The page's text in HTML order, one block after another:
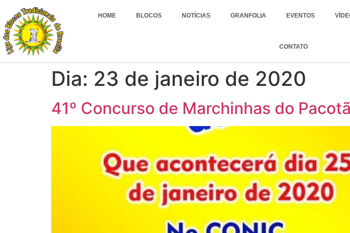
HOME BLOCOS NOTÍCIAS GRANFOLIA EVENTOS
CONTATO
Dia: 23 de janeiro de 2020
41º Concurso de Marchinhas do